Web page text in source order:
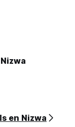
en Nizwa